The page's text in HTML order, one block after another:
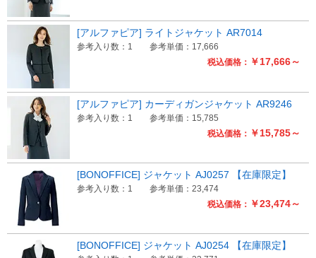
税込価格： ￥17,666～
[アルファピア] ライトジャケット AR7014
参考入り数：1 参考単価：17,666
税込価格： ￥15,785～
[アルファピア] カーディガンジャケット AR9246
参考入り数：1 参考単価：15,785
税込価格： ￥23,474～
[BONOFFICE] ジャケット AJ0257 【在庫限定】
参考入り数：1 参考単価：23,474
[BONOFFICE] ジャケット AJ0254 【在庫限定】